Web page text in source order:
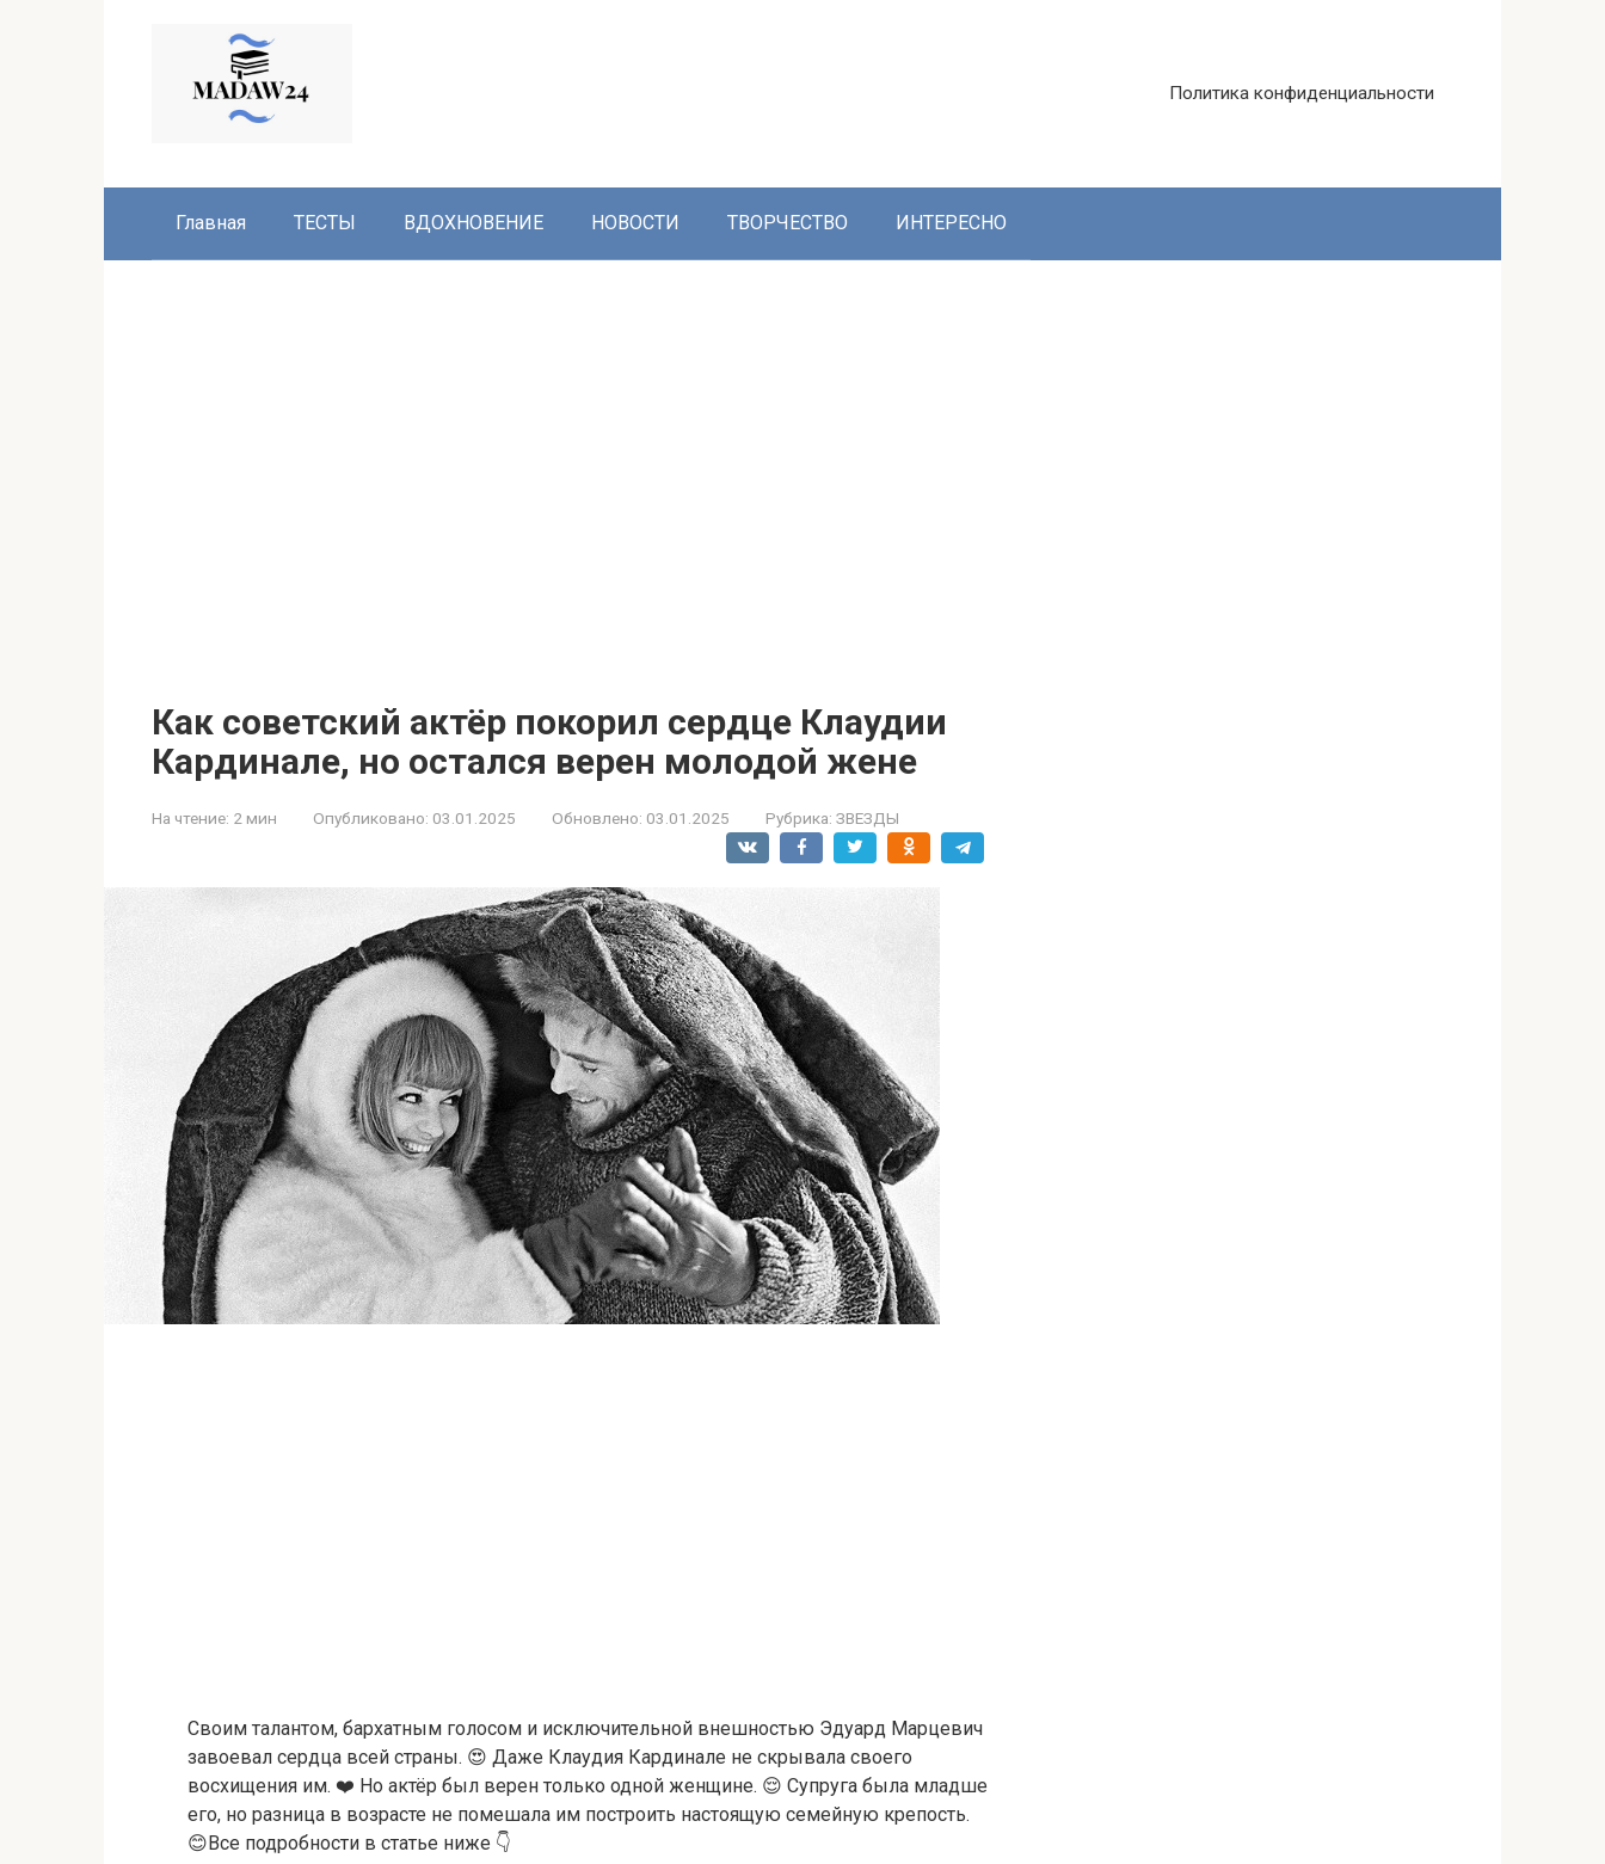
Политика конфиденциальности
Главная ТЕСТЫ ВДОХНОВЕНИЕ НОВОСТИ ТВОРЧЕСТВО ИНТЕРЕСНО
Как советский актёр покорил сердце Клаудии
Кардинале, но остался верен молодой жене
На чтение: 2 мин Опубликовано: 03.01.2025 Обновлено: 03.01.2025 Рубрика: ЗВЕЗДЫ
Своим талантом, бархатным голосом и исключительной внешностью Эдуард Марцевич
завоевал сердца всей страны. 😍 Даже Клаудия Кардинале не скрывала своего
восхищения им. ❤️ Но актёр был верен только одной женщине. 😌 Супруга была младше
его, но разница в возрасте не помешала им построить настоящую семейную крепость.
😊Все подробности в статье ниже 👇